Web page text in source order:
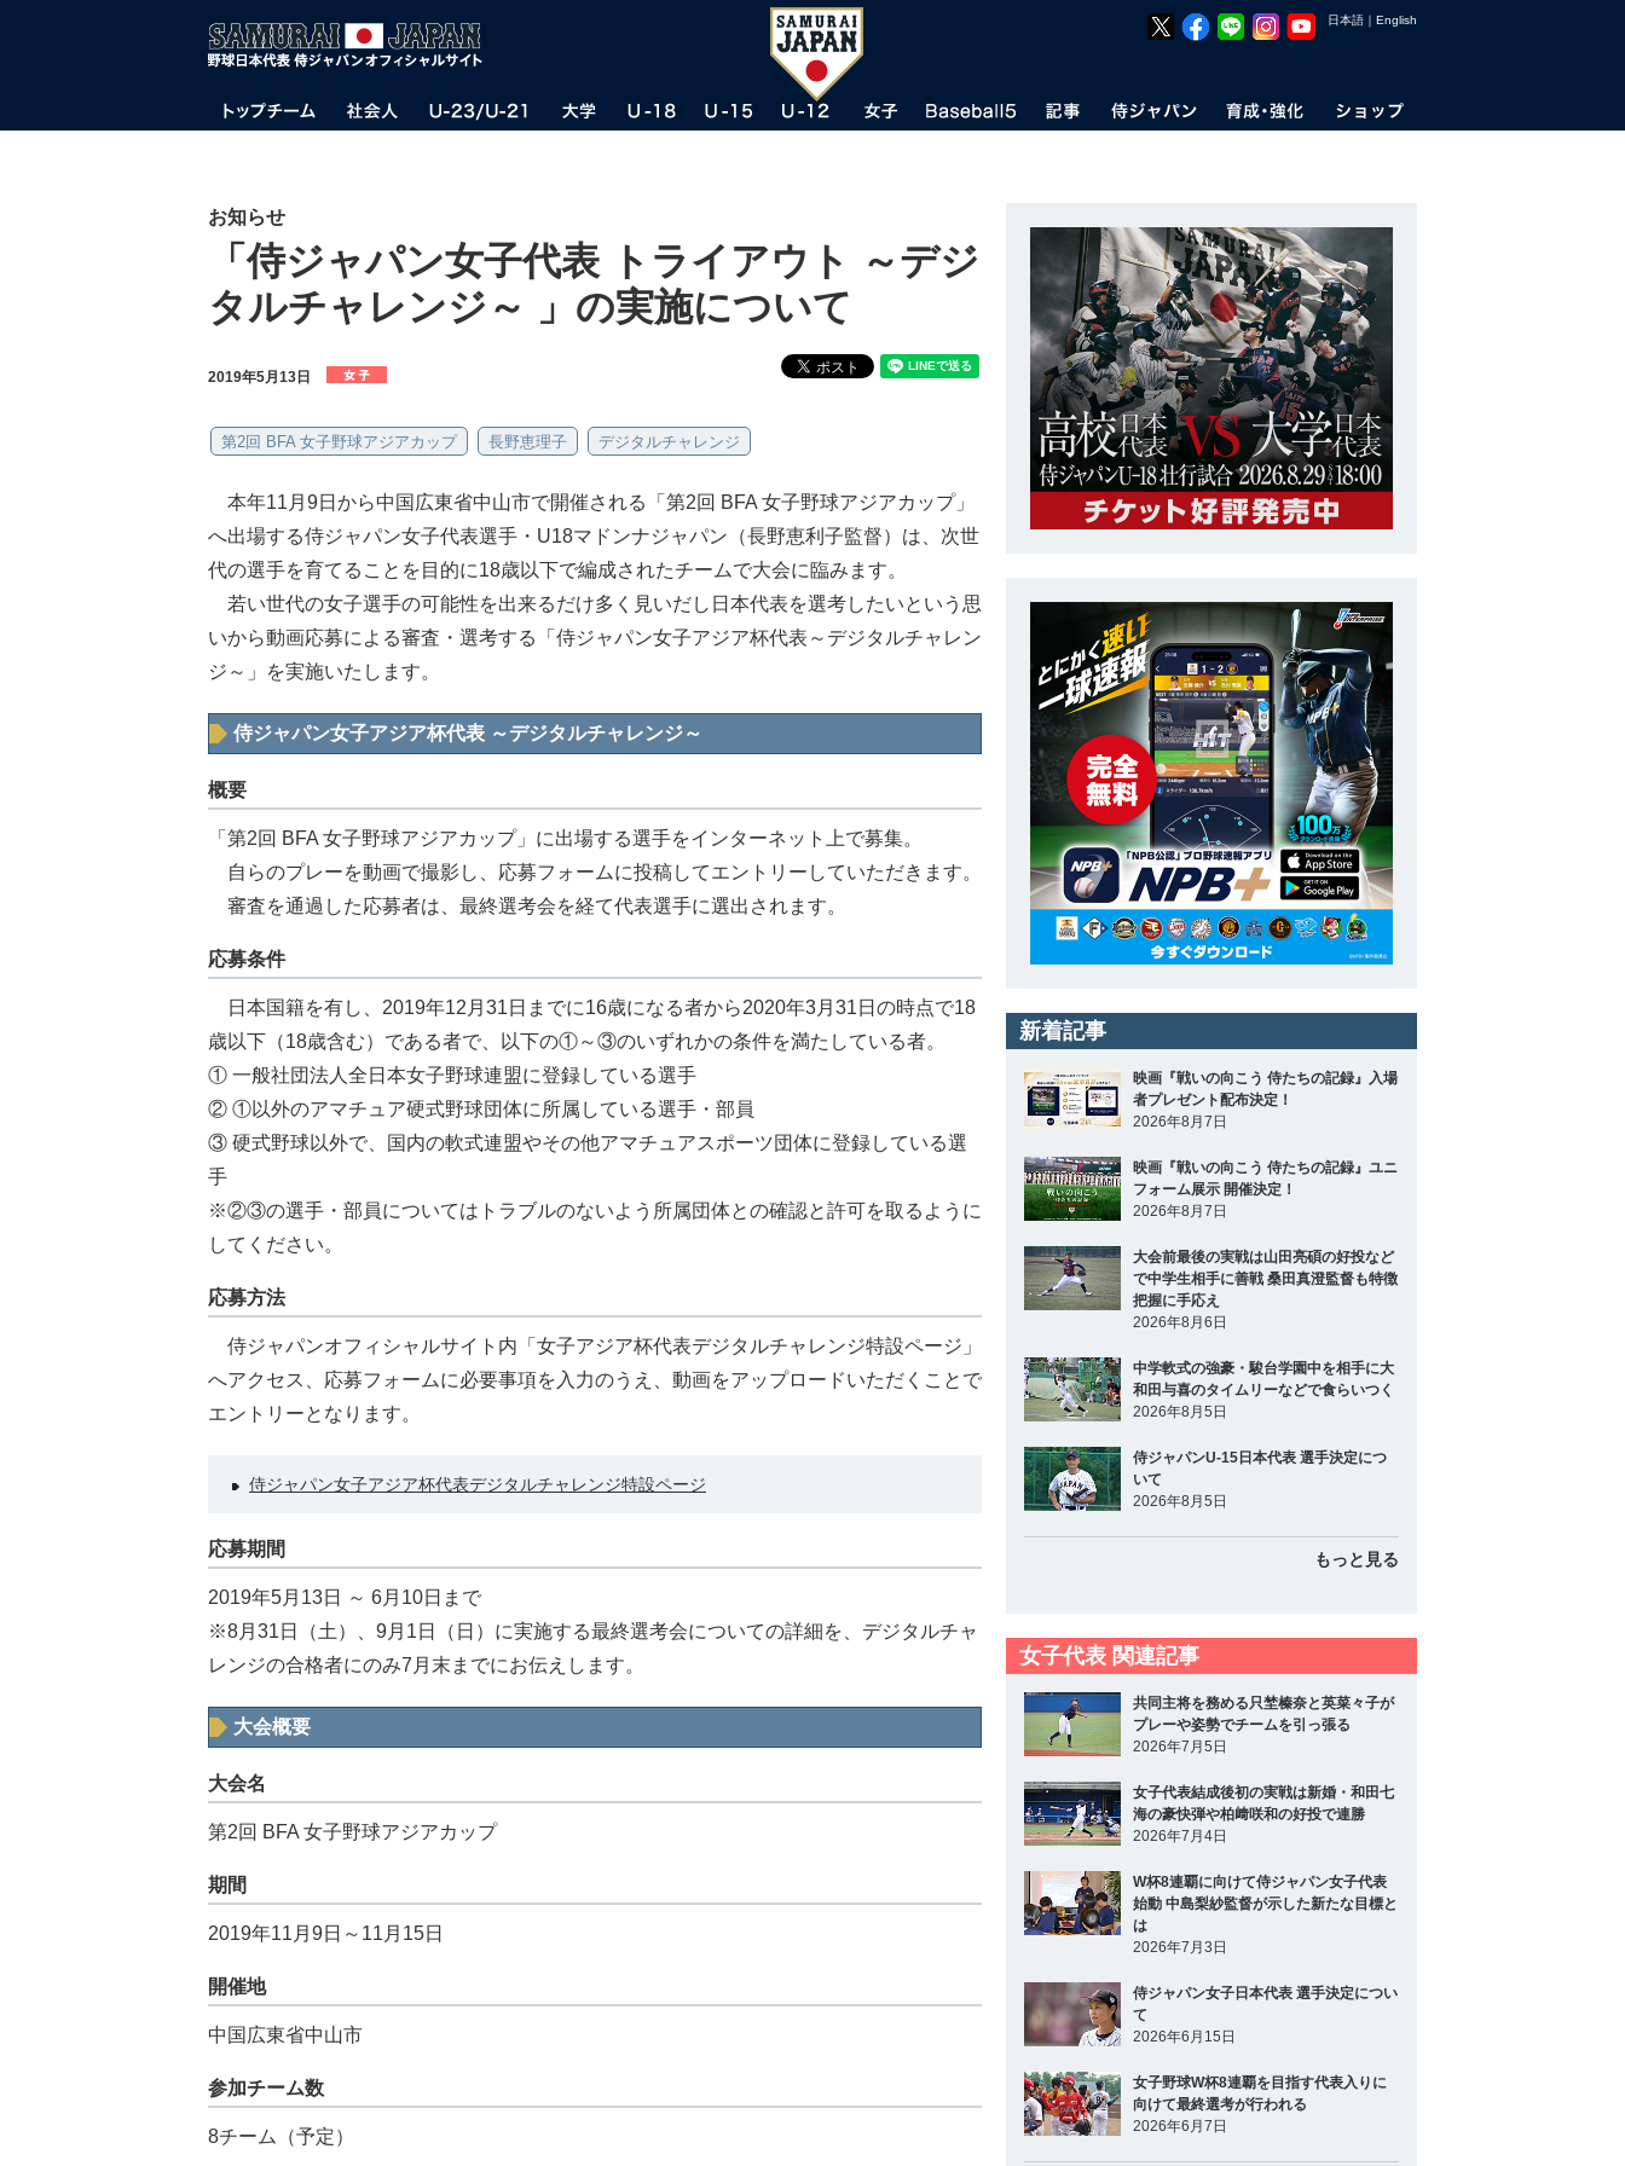
日本語 ｜ English
お知らせ
「侍ジャパン女子代表 トライアウト ～デジ
タルチャレンジ～ 」の実施について
2019年5月13日
第2回 BFA 女子野球アジアカップ 長野恵理子 デジタルチャレンジ
本年11月9日から中国広東省中山市で開催される「第2回 BFA 女子野球アジアカップ」
へ出場する侍ジャパン女子代表選手・U18マドンナジャパン（長野恵利子監督）は、次世
代の選手を育てることを目的に18歳以下で編成されたチームで大会に臨みます。
若い世代の女子選手の可能性を出来るだけ多く見いだし日本代表を選考したいという思
いから動画応募による審査・選考する「侍ジャパン女子アジア杯代表～デジタルチャレン
ジ～」を実施いたします。
侍ジャパン女子アジア杯代表 ～デジタルチャレンジ～
概要
「第2回 BFA 女子野球アジアカップ」に出場する選手をインターネット上で募集。
自らのプレーを動画で撮影し、応募フォームに投稿してエントリーしていただきます。
審査を通過した応募者は、最終選考会を経て代表選手に選出されます。
応募条件
日本国籍を有し、2019年12月31日までに16歳になる者から2020年3月31日の時点で18
歳以下（18歳含む）である者で、以下の①～③のいずれかの条件を満たしている者。
① 一般社団法人全日本女子野球連盟に登録している選手
② ①以外のアマチュア硬式野球団体に所属している選手・部員
③ 硬式野球以外で、国内の軟式連盟やその他アマチュアスポーツ団体に登録している選
手
※②③の選手・部員についてはトラブルのないよう所属団体との確認と許可を取るように
してください。
応募方法
侍ジャパンオフィシャルサイト内「女子アジア杯代表デジタルチャレンジ特設ページ」
へアクセス、応募フォームに必要事項を入力のうえ、動画をアップロードいただくことで
エントリーとなります。
侍ジャパン女子アジア杯代表デジタルチャレンジ特設ページ
応募期間
2019年5月13日 ～ 6月10日まで
※8月31日（土）、9月1日（日）に実施する最終選考会についての詳細を、デジタルチャ
レンジの合格者にのみ7月末までにお伝えします。
大会概要
大会名
第2回 BFA 女子野球アジアカップ
期間
2019年11月9日～11月15日
開催地
中国広東省中山市
参加チーム数
8チーム（予定）
新着記事
映画『戦いの向こう 侍たちの記録』入場
者プレゼント配布決定！
2026年8月7日
映画『戦いの向こう 侍たちの記録』ユニ
フォーム展示 開催決定！
2026年8月7日
大会前最後の実戦は山田亮碩の好投など
で中学生相手に善戦 桑田真澄監督も特徴
把握に手応え
2026年8月6日
中学軟式の強豪・駿台学園中を相手に大
和田与喜のタイムリーなどで食らいつく
2026年8月5日
侍ジャパンU-15日本代表 選手決定につ
いて
2026年8月5日
もっと見る
女子代表 関連記事
共同主将を務める只埜榛奈と英菜々子が
プレーや姿勢でチームを引っ張る
2026年7月5日
女子代表結成後初の実戦は新婚・和田七
海の豪快弾や柏﨑咲和の好投で連勝
2026年7月4日
W杯8連覇に向けて侍ジャパン女子代表
始動 中島梨紗監督が示した新たな目標と
は
2026年7月3日
侍ジャパン女子日本代表 選手決定につい
て
2026年6月15日
女子野球W杯8連覇を目指す代表入りに
向けて最終選考が行われる
2026年6月7日